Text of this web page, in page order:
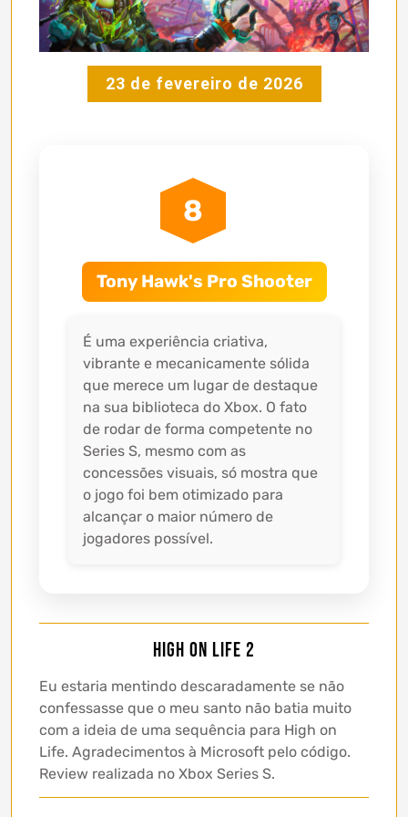
23 de fevereiro de 2026
8
Tony Hawk's Pro Shooter
É uma experiência criativa,
vibrante e mecanicamente sólida
que merece um lugar de destaque
na sua biblioteca do Xbox. O fato
de rodar de forma competente no
Series S, mesmo com as
concessões visuais, só mostra que
o jogo foi bem otimizado para
alcançar o maior número de
jogadores possível.
High on Life 2
Eu estaria mentindo descaradamente se não
confessasse que o meu santo não batia muito
com a ideia de uma sequência para High on
Life. Agradecimentos à Microsoft pelo código.
Review realizada no Xbox Series S.